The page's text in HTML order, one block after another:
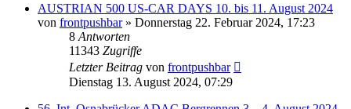
AUSTRIAN 500 US-CAR DAYS 10. bis 11. August 2024
von frontpushbar» Donnerstag 22. Februar 2024, 17:23
8 Antworten
11343 Zugriffe
Letzter Beitrag von frontpushbar
Dienstag 13. August 2024, 07:29